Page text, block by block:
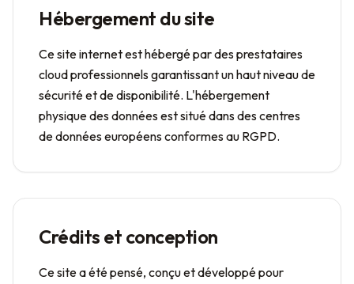
Hébergement du site
Ce site internet est hébergé par des prestataires
cloud professionnels garantissant un haut niveau de
sécurité et de disponibilité. L'hébergement
physique des données est situé dans des centres
de données européens conformes au RGPD.
Crédits et conception
Ce site a été pensé, conçu et développé pour